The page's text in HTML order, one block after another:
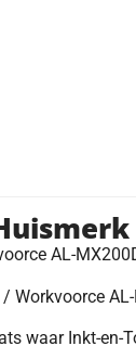
AL-
Workvoorce
waar Inkt-